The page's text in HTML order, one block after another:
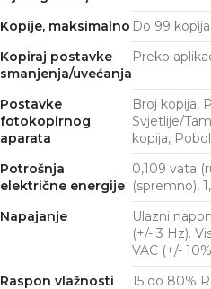
Kopije, maksimalno Do 99 kopija
Kopiraj postavke
smanjenja/uvećanja
Preko
Postavke
fotokopirnog
aparata
Broj kopija,
Svjetlije/
kopija,
Potrošnja
električne energije
0,109 vata
(spremno),
Napajanje
Ulazni
(+/- 3 Hz).
VAC (+/-
Raspon vlažnosti
15 do 80%